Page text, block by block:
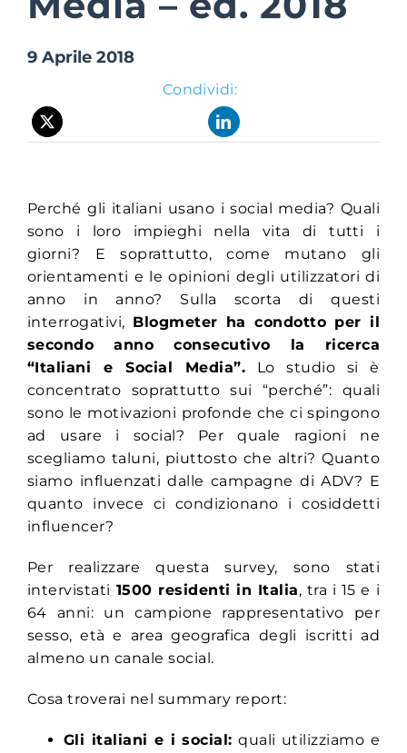
Suite Login
9 Aprile 2018
Condividi:
Perché gli italiani usano i social media? Quali
sono i loro impieghi nella vita di tutti i
giorni? E soprattutto, come mutano gli
orientamenti e le opinioni degli utilizzatori di
anno in anno? Sulla scorta di questi
interrogativi, Blogmeter ha condotto per il
secondo anno consecutivo la ricerca
“Italiani e Social Media”. Lo studio si è
concentrato soprattutto sui “perché”: quali
sono le motivazioni profonde che ci spingono
ad usare i social? Per quale ragioni ne
scegliamo taluni, piuttosto che altri? Quanto
siamo influenzati dalle campagne di ADV? E
quanto invece ci condizionano i cosiddetti
influencer?
Per realizzare questa survey, sono stati
intervistati 1500 residenti in Italia, tra i 15 e i
64 anni: un campione rappresentativo per
sesso, età e area geografica degli iscritti ad
almeno un canale social.
Cosa troverai nel summary report:
Gli italiani e i social: quali utilizziamo e